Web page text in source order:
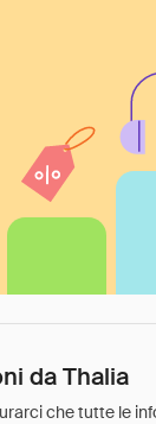
da Thalia
che tutte le